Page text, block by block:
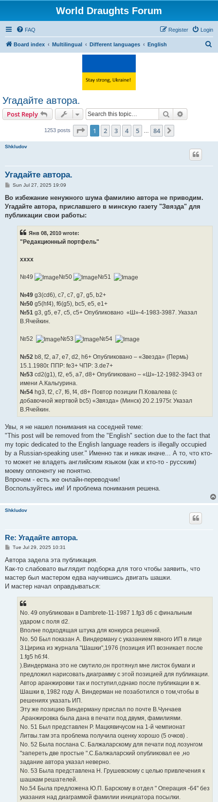
World Draughts Forum
FAQ Login
Register
Board index Multilingual Different languages English
Угадайте автора.
Post Reply Search
1253 posts Page 1of 84
1 2 3 4 5 84
Shkludov
Угадайте автора.
P
s
Sun Jul 27, 2025 19:09
Во избежание ненужного шума фамилию автора не приводим.
Угадайте автора, приславшего в минскую газету "Звязда" для
публикации свои работы:
Янв 08, 2010 wrote:
"Редакционный портфель"
хххх
№49 №50 №51
№49 g3(cd6), c7, c7, g7, g5, b2+
№50 g5(hf4), f6(g5), bc5, e5, e1+
№51 g3, g5, e7, c5, c5+ Опубликовано «Ш»-4-1983-3987. Указал
В.Ячейкин.
№52 №53 №54
№52 b8, f2, a7, e7, d2, h6+ Опубликовано – «Звезда» (Пермь)
15.1.1980г. ППР: fe3+ ЧПР: 3.de7+
№53 cd2(g1), f2, e5, a7, d8+ Опубликовано – «Ш»-12-1982-3943 от
имени А.Кальгурина.
№54 hg3, f2, c7, f6, f4, d8+ Повтор позиции П.Ковалева (с
добавочной жертвой bc5) «Звязда» (Минск) 20.2.1975г. Указал
В.Ячейкин.
Увы, я не нашел понимания на соседней теме:
"This post will be removed from the "English" section due to the fact that
my topic dedicated to the English language readers is illegally occupied
by a Russian-speaking user." Именно так и никак иначе... А то, что кто-
то может не владеть английским языком (как и кто-то - русским)
моему оппоненту не понятно.
Впрочем - есть же онлайн-переводчик!
Воспользуйтесь им! И проблема понимания решена.
Shkludov
Re: Угадайте автора.
P
s
Tue Jul 29, 2025 10:31
Автора задела эта публикация.
Как-то слабовато выглядит подборка для того чтобы заявить, что
мастер был мастером едва научившись двигать шашки.
И мастер начал оправдываться:
No. 49 опубликован в Dambrete-11-1987 1.fg3 d6 с финальным
ударом с поля d2.
Вполне подходящая штука для конкурса решений.
No. 50 Был показан А. Виндерману с указанием явного ИП в лице
З.Цирика из журнала "Шашки",1976 (позиция ИП возникает после
1.fg5 h6:f4.
).Виндермана это не смутило,он протянул мне листок бумаги и
предложил нарисовать диаграмму с этой позицией для публикации.
Автор аранжировки так и поступил,однако после публикации в ж.
Шашки в, 1982 году А. Виндерман не позаботился о том,чтобы в
решениях указать ИП.
Эту же позицию Виндерману прислал по почте В.Чунчаев
.Аранжировка была дана в печати под двумя, фамилиями.
No. 51 Был представлен Р. Мацкявичусом на 1-й чемпионат
Литвы.там эта проблема получила оценку хорошо (5 очков) .
No. 52 Была послана С. Балжаларскому для печати под лозунгом
"запереть две простые ".С.Балжаларский опубликовал ее ,но
задание автора указал неверно.
No. 53 Была представлена Н. Грушевскому с целью привлечения к
шашкам решателей.
No.54 Была предложена Ю.П. Барскому в отдел " Операция -64" без
указания над диаграммой фамилии инициатора посылки.